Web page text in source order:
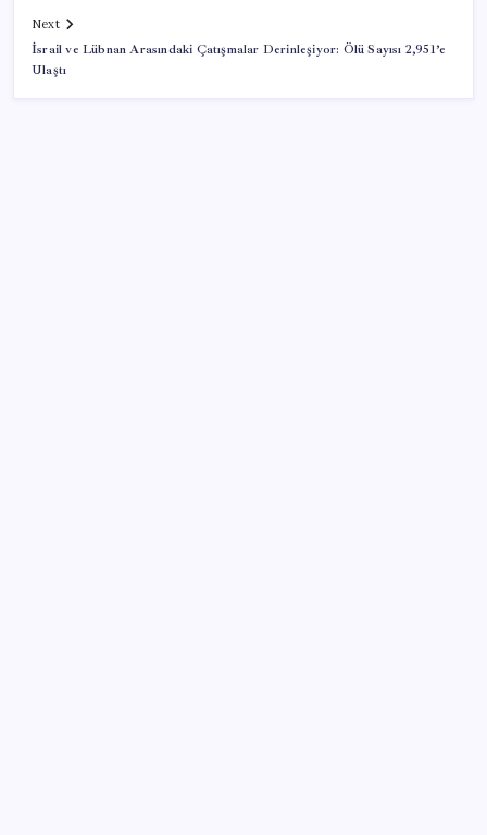
Next
İsrail ve Lübnan Arasındaki Çatışmalar Derinleşiyor: Ölü Sayısı 2,951’e
Ulaştı